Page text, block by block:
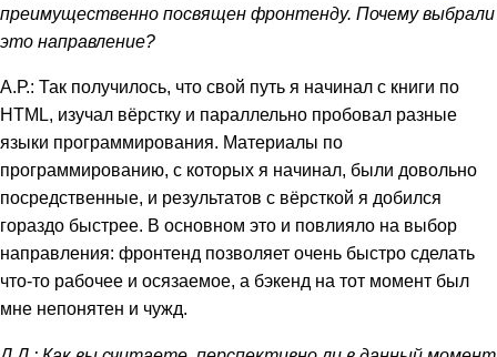
преимущественно посвящен фронтенду. Почему выбрали
это направление?
А.Р.: Так получилось, что свой путь я начинал с книги по
HTML, изучал вёрстку и параллельно пробовал разные
языки программирования. Материалы по
программированию, с которых я начинал, были довольно
посредственные, и результатов с вёрсткой я добился
гораздо быстрее. В основном это и повлияло на выбор
направления: фронтенд позволяет очень быстро сделать
что-то рабочее и осязаемое, а бэкенд на тот момент был
мне непонятен и чужд.